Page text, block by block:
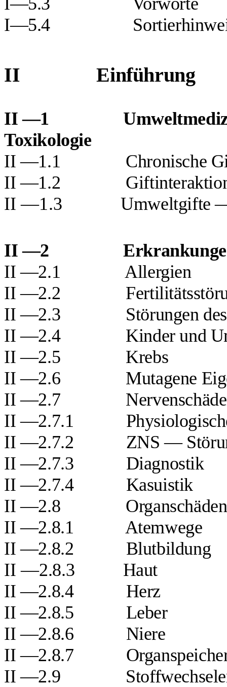
I—5.4
II Einführung
II —1
Toxikologie
II —1.1
Chronische
II —1.2
II —1.3 Umweltgifte
II —2
II —2.1
Allergien
II —2.2
II —2.3
Störungen
II —2.4
Kinder und
II —2.5
Krebs
II —2.6
Mutagene
II —2.7
II —2.7.1
II —2.7.2
ZNS —
II —2.7.3
Diagnostik
II —2.7.4
Kasuistik
II —2.8
Organschäden
II —2.8.1
Atemwege
II —2.8.2
Blutbildung
II —2.8.3
Haut
II —2.8.4
Herz
II —2.8.5
Leber
II —2.8.6
Niere
II —2.8.7
II —2.9